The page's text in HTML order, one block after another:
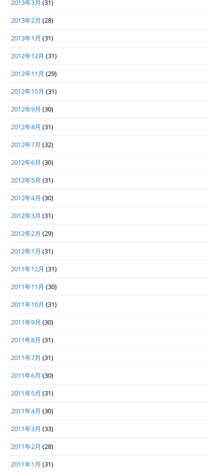
2013年3月 (31)
2013年2月 (28)
2013年1月 (31)
2012年12月 (31)
2012年11月 (29)
2012年10月 (31)
2012年9月 (30)
2012年8月 (31)
2012年7月 (32)
2012年6月 (30)
2012年5月 (31)
2012年4月 (30)
2012年3月 (31)
2012年2月 (29)
2012年1月 (31)
2011年12月 (31)
2011年11月 (30)
2011年10月 (31)
2011年9月 (30)
2011年8月 (31)
2011年7月 (31)
2011年6月 (30)
2011年5月 (31)
2011年4月 (30)
2011年3月 (33)
2011年2月 (28)
2011年1月 (31)